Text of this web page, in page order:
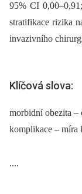
95% CI
stratifikace rizika
invazivního
Klíčová slova:
morbidní obezita –
komplikace – míra
....